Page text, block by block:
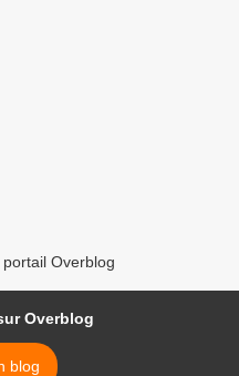
Overblog
Overblog
blog